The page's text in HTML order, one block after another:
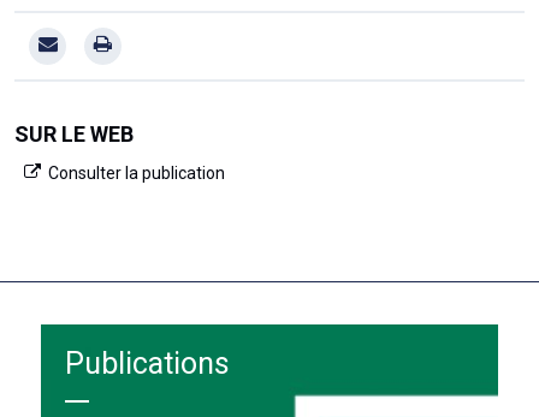
SUR LE WEB
Consulter la publication
Publications